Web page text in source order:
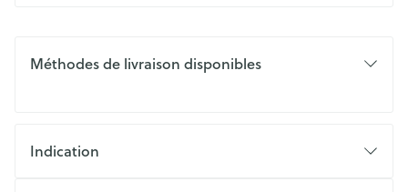
Méthodes de livraison disponibles
Indication